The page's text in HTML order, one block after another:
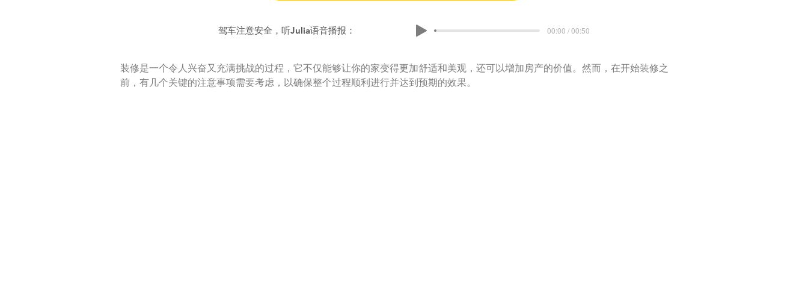
驾车注意安全，听Julia语音播报： 00:00 / 00:50
装修是一个令人兴奋又充满挑战的过程，它不仅能够让你的家变得更加舒适和美观，还可以增加房产的价值。然而，在开始装修之
前，有几个关键的注意事项需要考虑，以确保整个过程顺利进行并达到预期的效果。